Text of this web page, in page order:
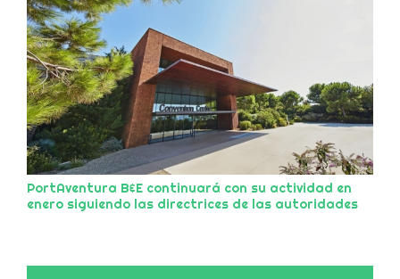
PortAventura B&E continuará con su actividad en
enero siguiendo las directrices de las autoridades